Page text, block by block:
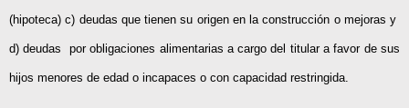
(hipoteca) c) deudas que tienen su origen en la construcción o mejoras y
d) deudas por obligaciones alimentarias a cargo del titular a favor de sus
hijos menores de edad o incapaces o con capacidad restringida.